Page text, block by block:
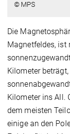
© MPS
Die
Magnetfeldes, ist
Kilometer
Kilometer ins All.
dem meisten
einige an den